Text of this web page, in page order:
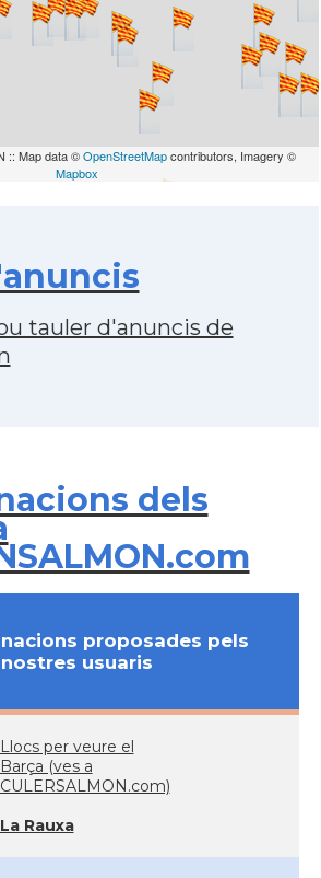
:: Map data ©OpenStreetMapcontributors, Imagery ©
Mapbox
tauler d'anuncis de
dels
proposades pels
nostres usuaris
Llocs per veure el
Barça (ves a
CULERSALMON.com)
La Rauxa